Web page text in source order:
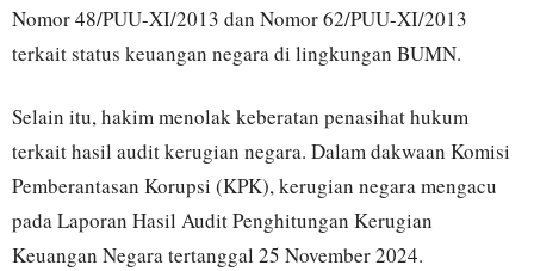
Nomor 48/PUU-XI/2013 dan Nomor 62/PUU-XI/2013
terkait status keuangan negara di lingkungan BUMN.
Selain itu, hakim menolak keberatan penasihat hukum
terkait hasil audit kerugian negara. Dalam dakwaan Komisi
Pemberantasan Korupsi (KPK), kerugian negara mengacu
pada Laporan Hasil Audit Penghitungan Kerugian
Keuangan Negara tertanggal 25 November 2024.